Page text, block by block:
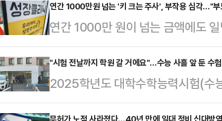
덕여대 총학생회는 연일 강경 교내
"학교 설립 이념과 대립하는 행위",
게 낫다"며 학교 측을 강력하게 규
설은 지난 7일 처음 언급됐으며, 총
하고 수업 거부와 시위를 벌이고
덕여대는 한산했다…
연간 1000만원 넘는 '키 크는 주사', 부작용 심각…"
연간 1000만 원이 넘는 금액에도
주사를 자녀들에게 맞히려는 부모
더 컸으면 하는 부모들의 바람에 성
지 처방 사례가 늘면서 부작용도
심 때문에 저신장이 아닌 아이들도
"시험 전날까지 학원 갈 거에요"…수능 사흘 앞 둔 수
2025학년도 대학수학능력시험(수
지 준비에 열중하고 있다. 올해 수